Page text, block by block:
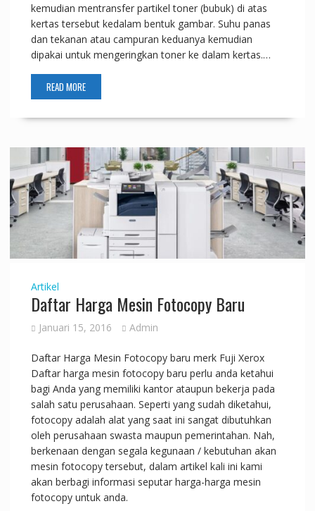
kemudian mentransfer partikel toner (bubuk) di atas
kertas tersebut kedalam bentuk gambar. Suhu panas
dan tekanan atau campuran keduanya kemudian
dipakai untuk mengeringkan toner ke dalam kertas.…
READ MORE
Artikel
Daftar Harga Mesin Fotocopy Baru
Januari 15, 2016 Admin
Daftar Harga Mesin Fotocopy baru merk Fuji Xerox
Daftar harga mesin fotocopy baru perlu anda ketahui
bagi Anda yang memiliki kantor ataupun bekerja pada
salah satu perusahaan. Seperti yang sudah diketahui,
fotocopy adalah alat yang saat ini sangat dibutuhkan
oleh perusahaan swasta maupun pemerintahan. Nah,
berkenaan dengan segala kegunaan / kebutuhan akan
mesin fotocopy tersebut, dalam artikel kali ini kami
akan berbagi informasi seputar harga-harga mesin
fotocopy untuk anda.